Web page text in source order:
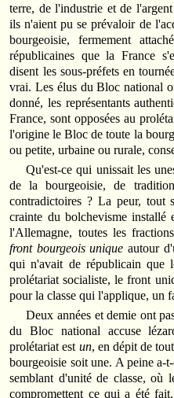
terre, de l'industrie et de
ils n'aient pu se prévaloir de
bourgeoisie, fermement
républicaines que la France
disent les sous-préfets en
vrai. Les élus du Bloc national
donné, les représentants
France, sont opposées au
l'origine le Bloc de toute la
ou petite, urbaine ou rurale,
Qu'est-ce qui unissait les
de la bourgeoisie, de
contradictoires ? La peur, tout
crainte du bolchevisme
l'Allemagne, toutes les
front bourgeois unique autour
qui n'avait de républicain que
prolétariat socialiste, le front
pour la classe qui l'applique, un
Deux années et demie ont
du Bloc national accuse
prolétariat est un, en dépit de
bourgeoisie soit une. A peine a-
semblant d'unité de classe, où
compromettent ce qui a été